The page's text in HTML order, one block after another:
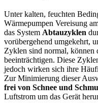
Unter kalten, feuchten
Wärmepumpen Vereisung
das System Abtauzyklen
vorübergehend umgekehrt,
Zyklen sind normal,
beeinträchtigen. Diese
jedoch wirken sich ihre
Zur Minimierung dieser
frei von Schnee und
Luftstrom um das Gerät